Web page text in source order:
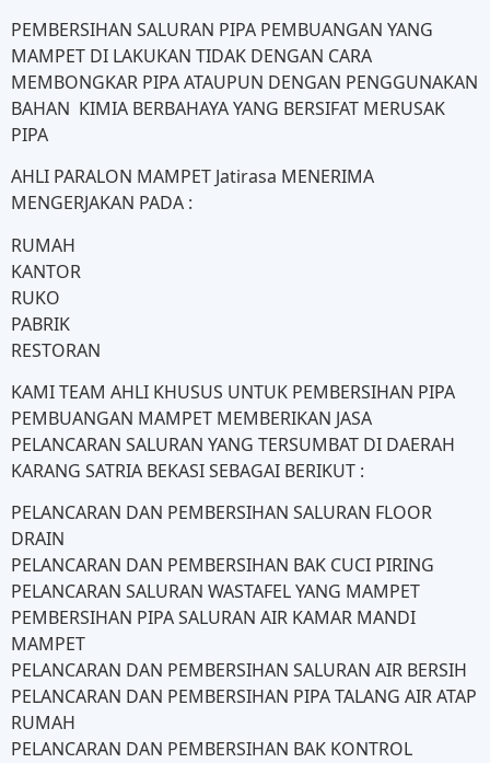
PEMBERSIHAN SALURAN PIPA PEMBUANGAN YANG
MAMPET DI LAKUKAN TIDAK DENGAN CARA
MEMBONGKAR PIPA ATAUPUN DENGAN PENGGUNAKAN
BAHAN KIMIA BERBAHAYA YANG BERSIFAT MERUSAK
PIPA
AHLI PARALON MAMPET Jatirasa MENERIMA
MENGERJAKAN PADA :
RUMAH
KANTOR
RUKO
PABRIK
RESTORAN
KAMI TEAM AHLI KHUSUS UNTUK PEMBERSIHAN PIPA
PEMBUANGAN MAMPET MEMBERIKAN JASA
PELANCARAN SALURAN YANG TERSUMBAT DI DAERAH
KARANG SATRIA BEKASI SEBAGAI BERIKUT :
PELANCARAN DAN PEMBERSIHAN SALURAN FLOOR
DRAIN
PELANCARAN DAN PEMBERSIHAN BAK CUCI PIRING
PELANCARAN SALURAN WASTAFEL YANG MAMPET
PEMBERSIHAN PIPA SALURAN AIR KAMAR MANDI
MAMPET
PELANCARAN DAN PEMBERSIHAN SALURAN AIR BERSIH
PELANCARAN DAN PEMBERSIHAN PIPA TALANG AIR ATAP
RUMAH
PELANCARAN DAN PEMBERSIHAN BAK KONTROL